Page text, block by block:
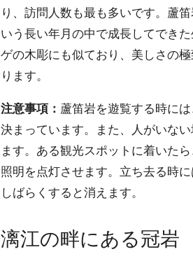
り、訪問人数も最も多いです。蘆
いう長い年月の中で成長してでき
ゲの木彫にも似ており、美しさの
ります。
注意事項： 蘆笛岩を遊覧する時に
決まっています。また、人がいな
ます。ある観光スポットに着いた
照明を点灯させます。立ち去る時
しばらくすると消えます。
漓江の畔にある冠岩